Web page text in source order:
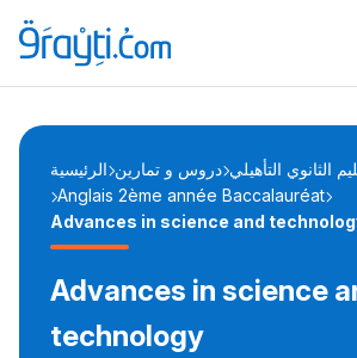
Catégories
d'actualités
الرئيسية دروس و تمارين الثانوي التأهيلي
Anglais 2ème année Baccalauréat
Advances in science and
Advances in science
technology